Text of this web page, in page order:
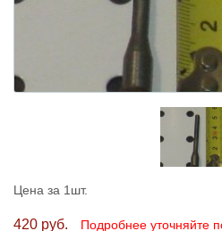
Цена за 1шт.
420 руб. Подробнее уточняйте